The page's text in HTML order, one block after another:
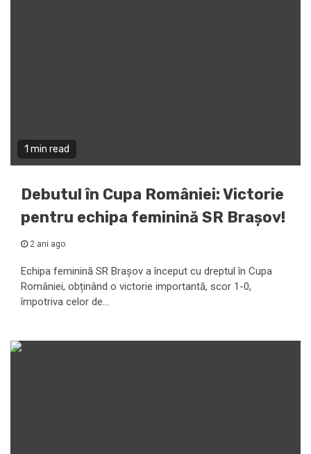
1 min read
Debutul în Cupa României: Victorie
pentru echipa feminină SR Brașov!
2 ani ago
Echipa feminină SR Brașov a început cu dreptul în Cupa
României, obținând o victorie importantă, scor 1-0,
împotriva celor de...